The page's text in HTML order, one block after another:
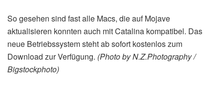
So gesehen sind fast alle Macs, die auf Mojave
aktualisieren konnten auch mit Catalina kompatibel. Das
neue Betriebssystem steht ab sofort kostenlos zum
Download zur Verfügung. (Photo by N.Z.Photography /
Bigstockphoto)